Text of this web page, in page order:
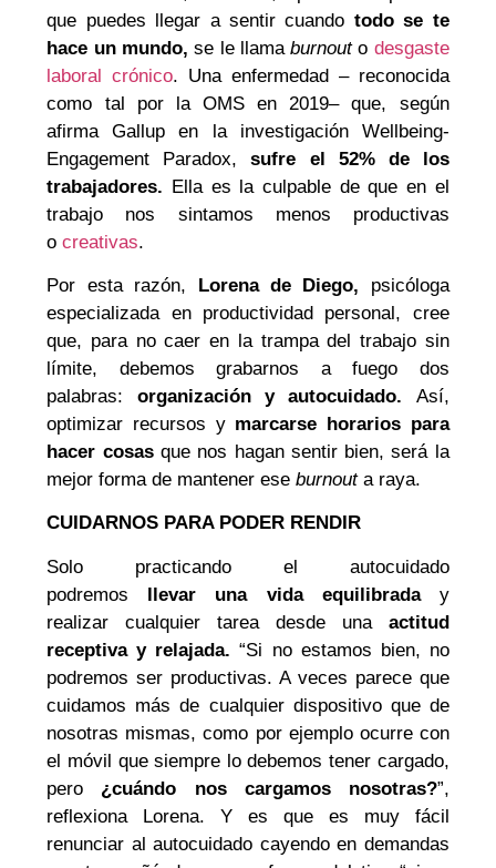
que puedes llegar a sentir cuando todo se te
hace un mundo, se le llamaburnouto desgaste
laboral crónico. Una enfermedad – reconocida
como tal por la OMS en 2019– que, según
afirma Gallup en la investigación Wellbeing-
Engagement Paradox,sufre el 52% de los
trabajadores. Ella es la culpable de que en el
trabajo nos sintamos menos productivas
ocreativas.
Por esta razón, Lorena de Diego, psicóloga
especializada en productividad personal, cree
que, para no caer en la trampa del trabajo sin
límite, debemos grabarnos a fuego dos
palabras: organización y autocuidado. Así,
optimizar recursos y marcarse horarios para
hacer cosasque nos hagan sentir bien, será la
mejor forma de mantener eseburnouta raya.
CUIDARNOS PARA PODER RENDIR
Solo practicando el autocuidado
podremos llevar una vida equilibraday
realizar cualquier tarea desde una actitud
receptiva y relajada. “Si no estamos bien, no
podremos ser productivas. A veces parece que
cuidamos más de cualquier dispositivo que de
nosotras mismas, como por ejemplo ocurre con
el móvil que siempre lo debemos tener cargado,
pero ¿cuándo nos cargamos nosotras?”,
reflexiona Lorena. Y es que es muy fácil
renunciar al autocuidado cayendo en demandas